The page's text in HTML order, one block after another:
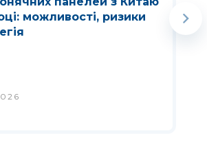
можливості, ризики